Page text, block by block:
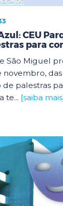
CEU
para
São Miguel
das
palestras
te... [saiba